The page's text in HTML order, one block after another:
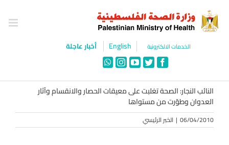
content
الخدمات الالكترونية English أخبار عاجلة
Facebook
Twitter
YouTube
Instagram
WhatsApp
النائب النجار: الصحة تغلبت على معيقات الحصار والانقسام وآثار
العدوان وطوّرت من مستواها
06/04/2010
| الخبر الرئيسي